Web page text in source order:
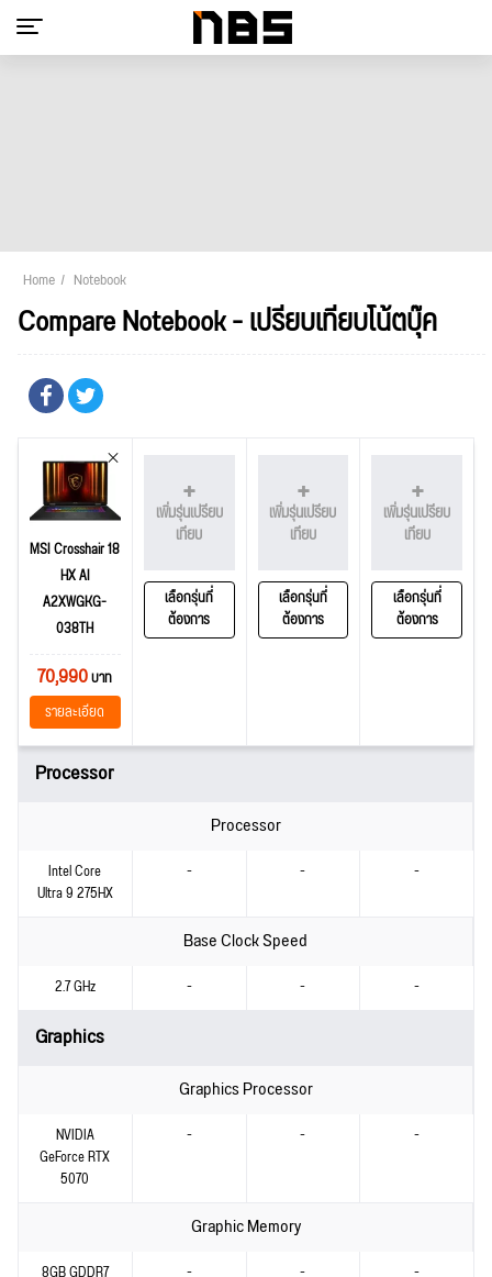
Home Notebook
Compare Notebook - เปรียบเทียบโน้ตบุ๊ค
MSI Crosshair 18
HX AI
A2XWGKG-
038TH
70,990บาท
รายละเอียด
เพิ่มรุ่นเปรียบ
เทียบ
เลือกรุ่นที่
ต้องการ
เพิ่มรุ่นเปรียบ
เทียบ
เลือกรุ่นที่
ต้องการ
เพิ่มรุ่นเปรียบ
เทียบ
เลือกรุ่นที่
ต้องการ
Processor
Processor
Intel Core
Ultra 9 275HX
- - -
Base Clock Speed
2.7 GHz - - -
Graphics
Graphics Processor
NVIDIA
GeForce RTX
5070
- - -
Graphic Memory